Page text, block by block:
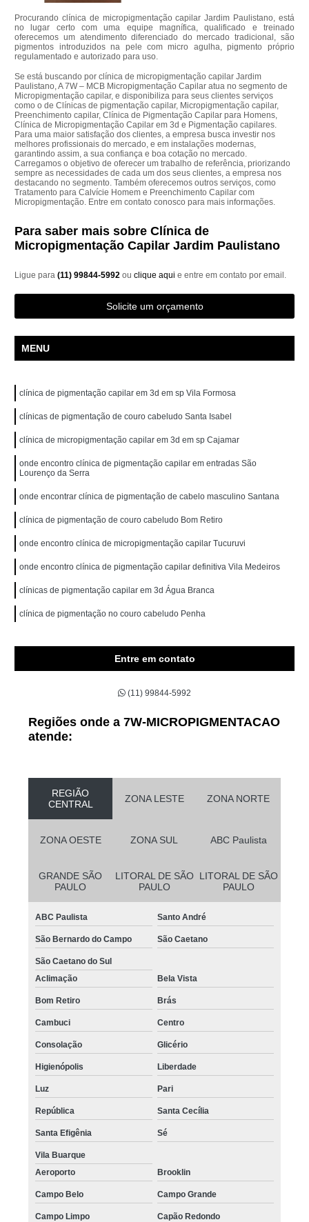
Procurando clínica de micropigmentação capilar Jardim Paulistano, está
no lugar certo com uma equipe magnífica, qualificado e treinado
oferecemos um atendimento diferenciado do mercado tradicional, são
pigmentos introduzidos na pele com micro agulha, pigmento próprio
regulamentado e autorizado para uso.
Se está buscando por clínica de micropigmentação capilar Jardim
Paulistano, A 7W – MCB Micropigmentação Capilar atua no segmento de
Micropigmentação capilar, e disponibiliza para seus clientes serviços
como o de Clínicas de pigmentação capilar, Micropigmentação capilar,
Preenchimento capilar, Clínica de Pigmentação Capilar para Homens,
Clínica de Micropigmentação Capilar em 3d e Pigmentação capilares.
Para uma maior satisfação dos clientes, a empresa busca investir nos
melhores profissionais do mercado, e em instalações modernas,
garantindo assim, a sua confiança e boa cotação no mercado.
Carregamos o objetivo de oferecer um trabalho de referência, priorizando
sempre as necessidades de cada um dos seus clientes, a empresa nos
destacando no segmento. Também oferecemos outros serviços, como
Tratamento para Calvície Homem e Preenchimento Capilar com
Micropigmentação. Entre em contato conosco para mais informações.
Para saber mais sobre Clínica de
Micropigmentação Capilar Jardim Paulistano
Ligue para(11) 99844-5992ouclique aqui e entre em contato por email.
Solicite um orçamento
MENU
clínica de pigmentação capilar em 3d em sp Vila Formosa
clínicas de pigmentação de couro cabeludo Santa Isabel
clínica de micropigmentação capilar em 3d em sp Cajamar
onde encontro clínica de pigmentação capilar em entradas São
Lourenço da Serra
onde encontrar clínica de pigmentação de cabelo masculino Santana
clínica de pigmentação de couro cabeludo Bom Retiro
onde encontro clínica de micropigmentação capilar Tucuruvi
onde encontro clínica de pigmentação capilar definitiva Vila Medeiros
clínicas de pigmentação capilar em 3d Água Branca
clínica de pigmentação no couro cabeludo Penha
Entre em contato
(11) 99844-5992
Regiões onde a 7W-MICROPIGMENTACAO
atende:
REGIÃO
CENTRAL
ZONA LESTE ZONA NORTE
ZONA OESTE ZONA SUL ABC Paulista
GRANDE SÃO
PAULO
LITORAL DE SÃO
PAULO
LITORAL DE SÃO
PAULO
ABC Paulista Santo André
São Bernardo do Campo São Caetano
São Caetano do Sul
Aclimação
Bela Vista
Bom Retiro Brás
Cambuci Centro
Consolação Glicério
Higienópolis Liberdade
Luz Pari
República Santa Cecília
Santa Efigênia Sé
Vila Buarque
Aeroporto
Brooklin
Campo Belo Campo Grande
Campo Limpo Capão Redondo